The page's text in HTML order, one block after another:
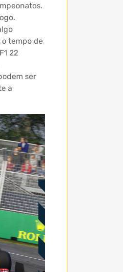
o tempo de
22
ser
a